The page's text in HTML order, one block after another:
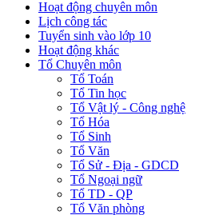
Hoạt động chuyên môn
Lịch công tác
Tuyển sinh vào lớp 10
Hoạt động khác
Tổ Chuyên môn
Tổ Toán
Tổ Tin học
Tổ Vật lý - Công nghệ
Tổ Hóa
Tổ Sinh
Tổ Văn
Tổ Sử - Địa - GDCD
Tổ Ngoại ngữ
Tổ TD - QP
Tổ Văn phòng